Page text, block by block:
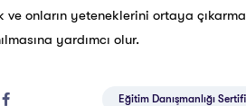
onların yeteneklerini ortaya
yardımcı olur.
Eğitim Danışmanlığı